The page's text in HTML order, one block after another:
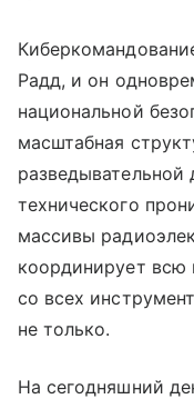
Радд, и он
национальной
масштабная
разведывательной
технического
массивы
координирует всю
со всех
не только.
На сегодняшний